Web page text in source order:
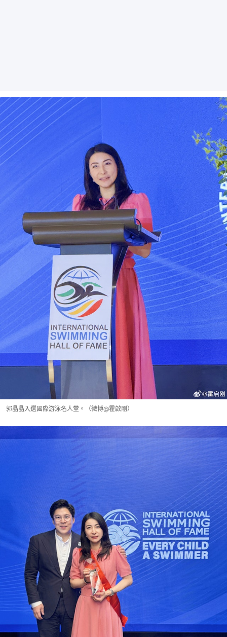
郭晶晶入選國際游泳名人堂。（微博@霍啟剛）